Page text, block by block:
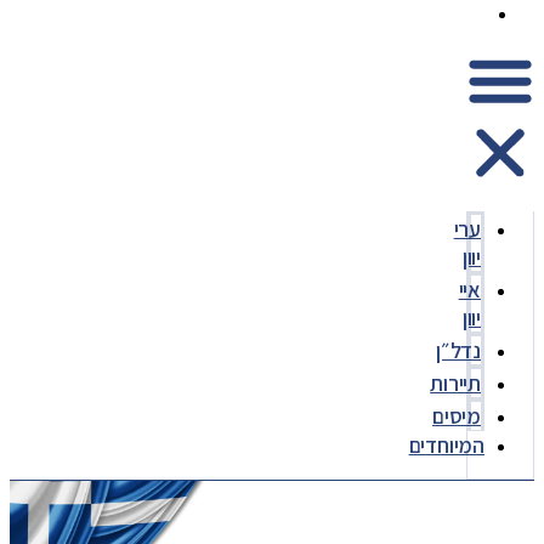
ערי
יוון
איי
יוון
נדל״ן
תיירות
מיסים
המיוחדים